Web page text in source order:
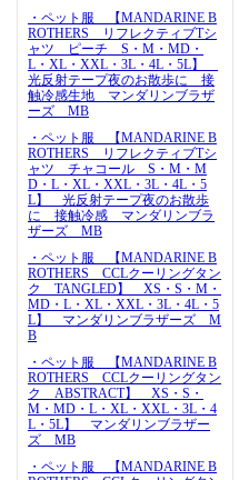
・ペット服 【MANDARINE B
ROTHERS リフレクティブTシ
ャツ ピーチ S・M・MD・
L・XL・XXL・3L・4L・5L】
光反射テープ夜のお散歩に 接
触冷感生地 マンダリンブラザ
ーズ MB
・ペット服 【MANDARINE B
ROTHERS リフレクティブTシ
ャツ チャコール S・M・M
D・L・XL・XXL・3L・4L・5
L】 光反射テープ夜のお散歩
に 接触冷感 マンダリンブラ
ザーズ MB
・ペット服 【MANDARINE B
ROTHERS CCLクーリングタン
ク TANGLED】 XS・S・M・
MD・L・XL・XXL・3L・4L・5
L】 マンダリンブラザーズ M
B
・ペット服 【MANDARINE B
ROTHERS CCLクーリングタン
ク ABSTRACT】 XS・S・
M・MD・L・XL・XXL・3L・4
L・5L】 マンダリンブラザー
ズ MB
・ペット服 【MANDARINE B